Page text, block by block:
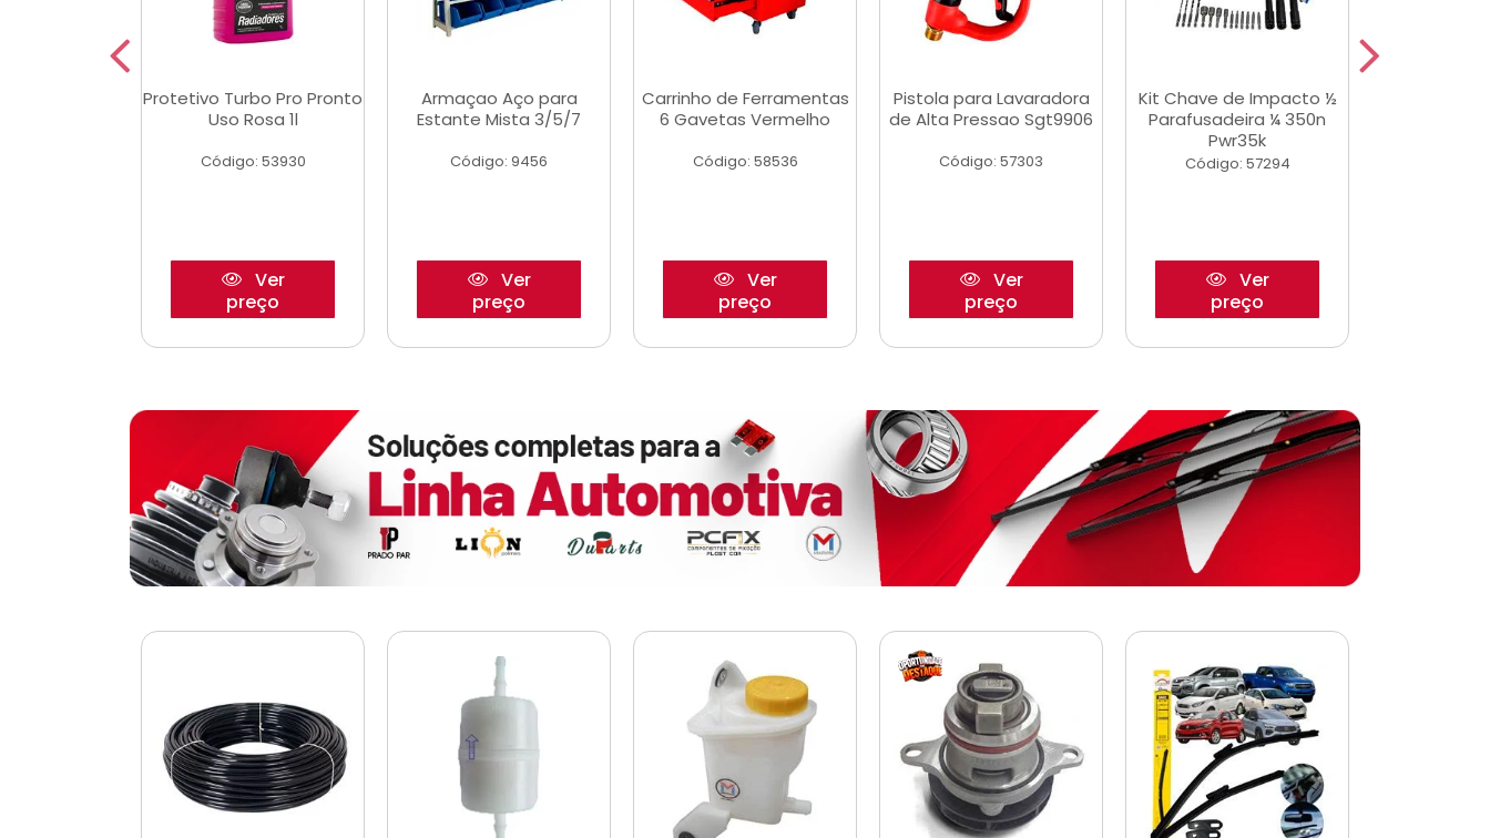
Protetivo Turbo Pro Pronto
Uso Rosa 1l
Código: 53930
Ver
preço
Armaçao Aço para
Estante Mista 3/5/7
Código: 9456
Ver
preço
Carrinho de Ferramentas
6 Gavetas Vermelho
Código: 58536
Ver
preço
Pistola para Lavaradora
de Alta Pressao Sgt9906
Código: 57303
Ver
preço
Kit Chave de Impacto ½
Parafusadeira ¼ 350n
Pwr35k
Código: 57294
Ver
preço